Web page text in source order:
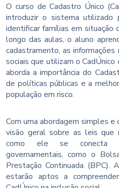
O curso de Cadastro Único
introduzir o sistema utilizado
identificar famílias em situação
longo das aulas, o aluno
cadastramento, as informações
sociais que utilizam o
aborda a importância do
de políticas públicas e a
população em risco.
Com uma abordagem simples e
visão geral sobre as leis que
como ele se conecta
governamentais, como o
Prestação Continuada (BPC).
estarão aptos a